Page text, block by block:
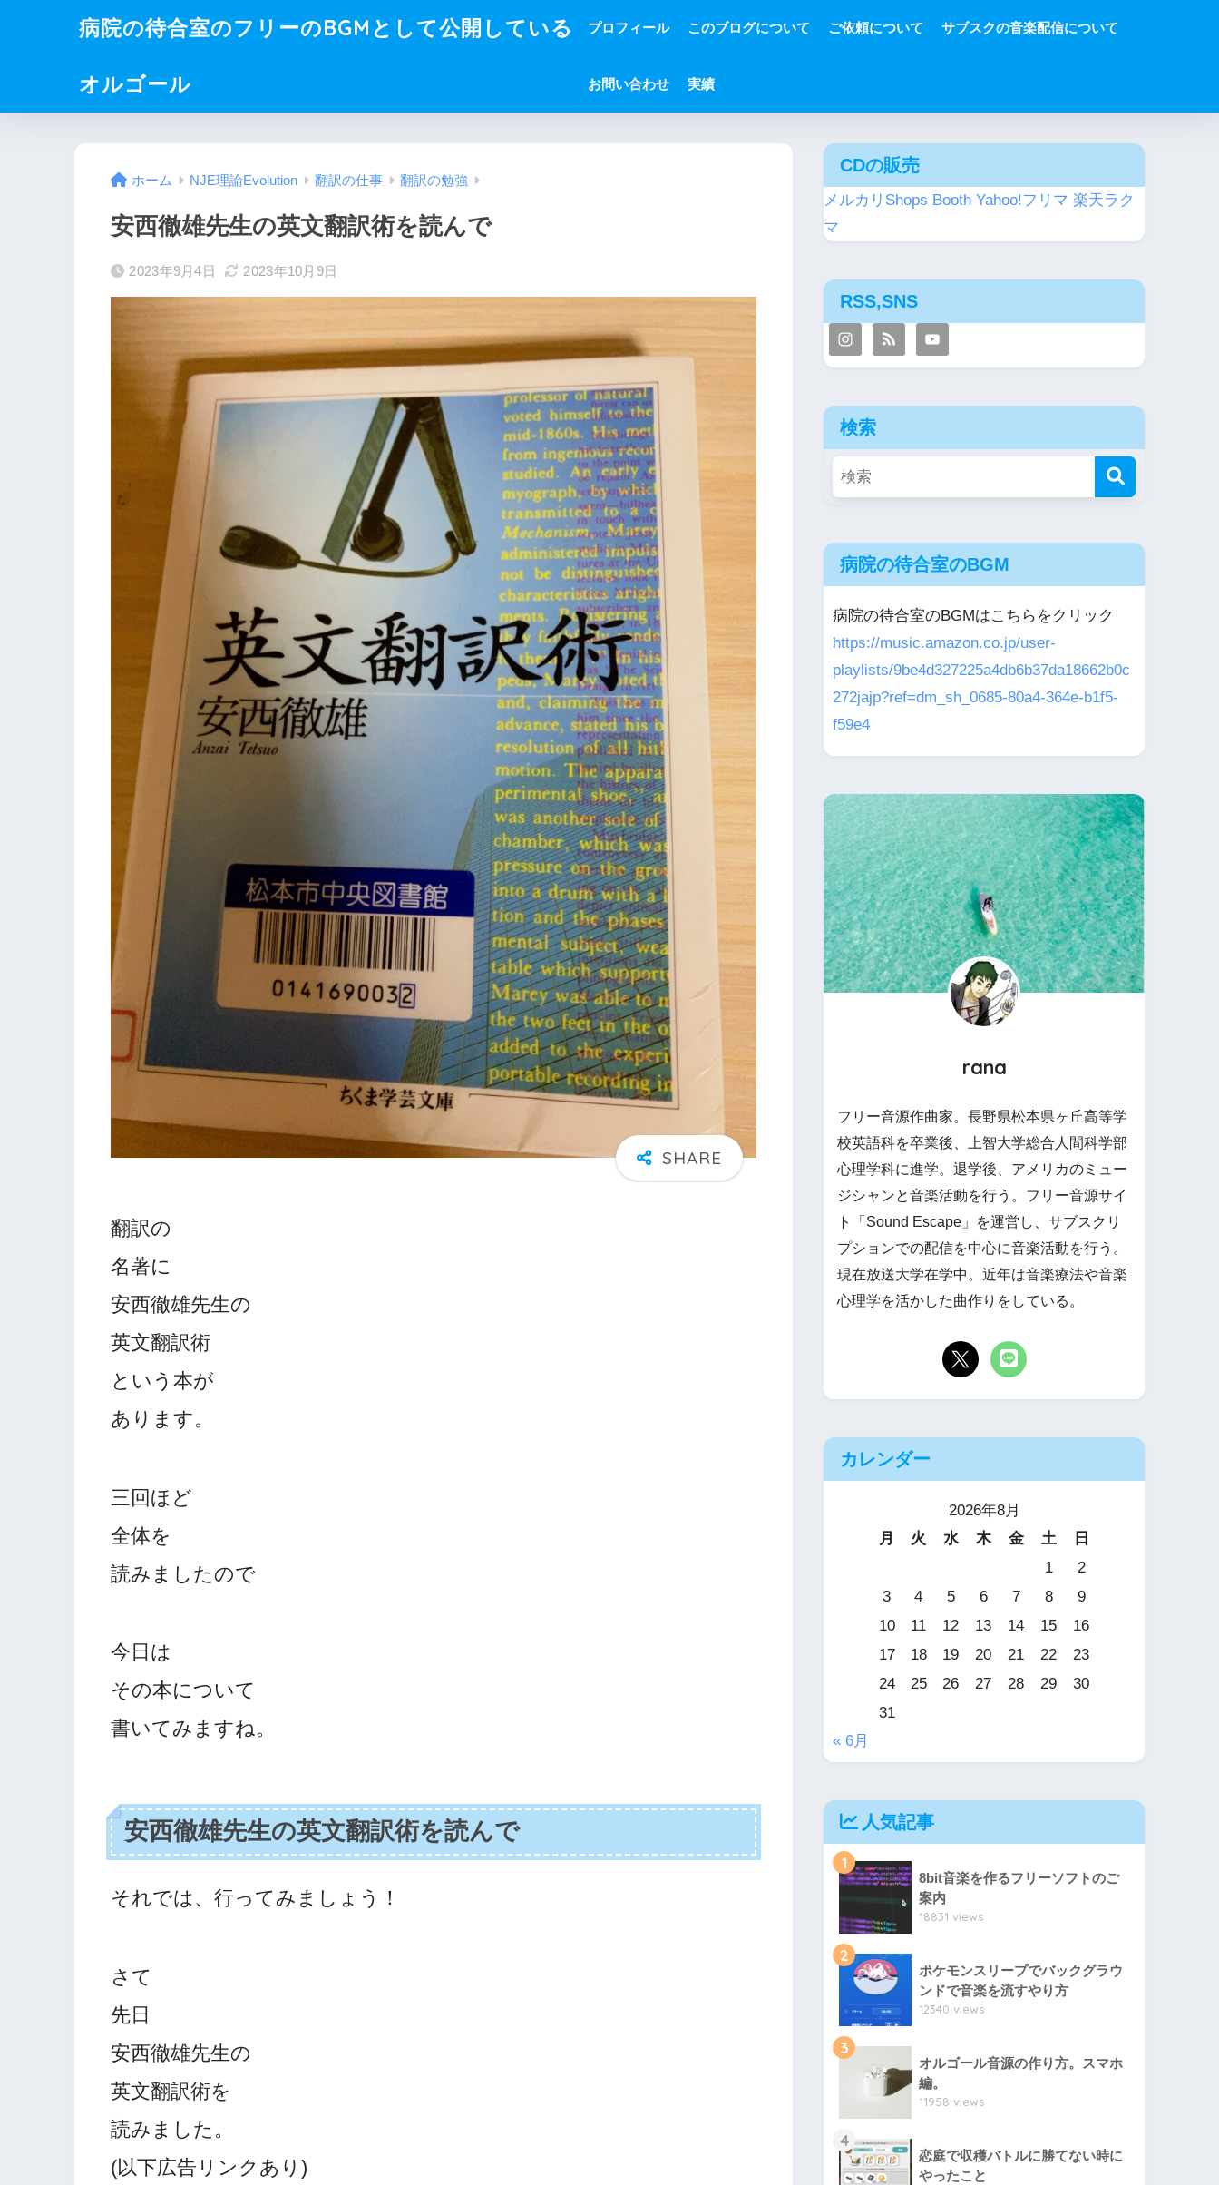
病院の待合室のフリーのBGMとして公開している
オルゴール
プロフィール このブログについて ご依頼について サブスクの音楽配信について
お問い合わせ 実績
ホーム NJE理論Evolution 翻訳の仕事 翻訳の勉強
安西徹雄先生の英文翻訳術を読んで
2023年9月4日 2023年10月9日
翻訳の
名著に
安西徹雄先生の
英文翻訳術
という本が
あります。
三回ほど
全体を
読みましたので
今日は
その本について
書いてみますね。
安西徹雄先生の英文翻訳術を読んで
それでは、行ってみましょう！
さて
先日
安西徹雄先生の
英文翻訳術を
読みました。
(以下広告リンクあり)
CDの販売
メルカリShops Booth Yahoo!フリマ 楽天ラク
マ
RSS,SNS
検索
病院の待合室のBGM
病院の待合室のBGMはこちらをクリック
https://music.amazon.co.jp/user-
playlists/9be4d327225a4db6b37da18662b0c
272jajp?ref=dm_sh_0685-80a4-364e-b1f5-
f59e4
rana
フリー音源作曲家。長野県松本県ヶ丘高等学
校英語科を卒業後、上智大学総合人間科学部
心理学科に進学。退学後、アメリカのミュー
ジシャンと音楽活動を行う。フリー音源サイ
ト「Sound Escape」を運営し、サブスクリ
プションでの配信を中心に音楽活動を行う。
現在放送大学在学中。近年は音楽療法や音楽
心理学を活かした曲作りをしている。
カレンダー
2026年8月
月
火 水 木 金 土
日
1
2
3
4 5 6 7 8
9
10
11 12 13 14 15
16
17
18 19 20 21 22
23
24
25 26 27 28 29
30
31
« 6月
人気記事
1
8bit音楽を作るフリーソフトのご
案内
18831 views
2
ポケモンスリープでバックグラウ
ンドで音楽を流すやり方
12340 views
3
オルゴール音源の作り方。スマホ
編。
11958 views
4
恋庭で収穫バトルに勝てない時に
やったこと